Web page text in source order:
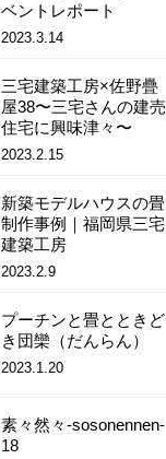
ベントレポート
2023.3.14
三宅建築工房×佐野疊
屋38〜三宅さんの建売
住宅に興味津々〜
2023.2.15
新築モデルハウスの畳
制作事例｜福岡県三宅
建築工房
2023.2.9
プーチンと畳とときど
き団欒（だんらん）
2023.1.20
素々然々-sosonennen-
18